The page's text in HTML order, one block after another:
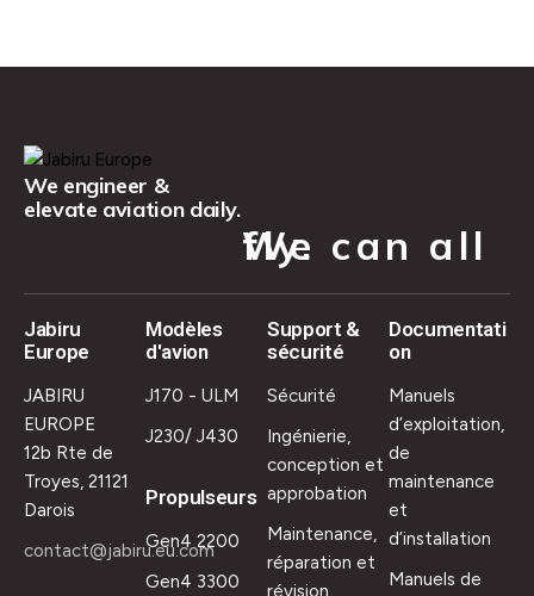
We engineer &
elevate aviation daily.
We can all fly.
Jabiru
Europe
JABIRU
EUROPE
12b Rte de
Troyes, 21121
Darois
contact@jabiru.eu.com
Modèles
d'avion
J170 - ULM
J230/ J430
Propulseurs
Gen4 2200
Gen4 3300
Support &
sécurité
Sécurité
Ingénierie,
conception et
approbation
Maintenance,
réparation et
révision
Documentati
on
Manuels
d’exploitation,
de
maintenance
et
d’installation
Manuels de